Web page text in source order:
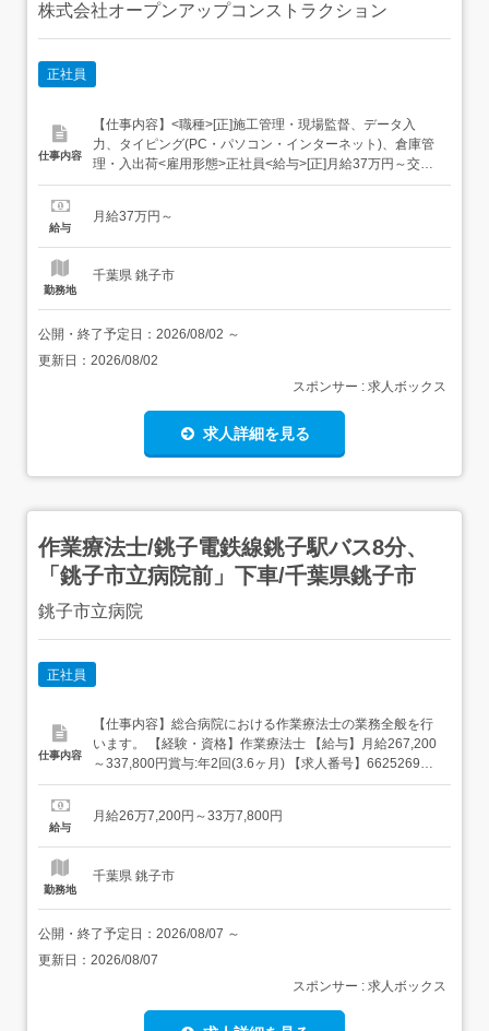
株式会社オープンアップコンストラクション
正社員
仕事内容
【仕事内容】<職種>[正]施工管理・現場監督、データ入
力、タイピング(PC・パソコン・インターネット)、倉庫管
理・入出荷<雇用形態>正社員<給与>[正]月給37万円～交通
費:全額支給 [正]には、固定残業代:49,143円 20時間相当分
代をお支払いします。 試用期間:3ヶ月/正社員/月給37万円
給与
月給37万円～
勤務地
千葉県 銚子市
公開・終了予定日： 2026/08/02 ～
更新日： 2026/08/02
スポンサー : 求人ボックス
求人詳細を見る
作業療法士/銚子電鉄線銚子駅バス8分、
「銚子市立病院前」下車/千葉県銚子市
銚子市立病院
正社員
仕事内容
【仕事内容】総合病院における作業療法士の業務全般を行
います。 【経験・資格】作業療法士 【給与】月給267,200
～337,800円賞与:年2回(3.6ヶ月) 【求人番号】662526996
【勤務地】千葉県銚子市前宿町597 【市区町村】銚子市
分、「銚子市立病院前」下車 【雇用形態】正社員 【勤務時
給与
月給26万7,200円～33万7,800円
勤務地
千葉県 銚子市
公開・終了予定日： 2026/08/07 ～
更新日： 2026/08/07
スポンサー : 求人ボックス